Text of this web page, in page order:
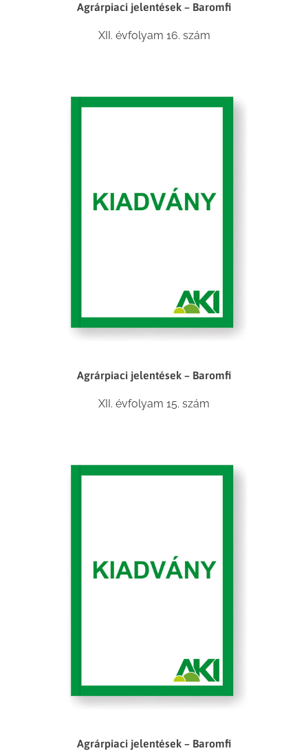
Agrárpiaci jelentések – Baromfi
XII. évfolyam 16. szám
Agrárpiaci jelentések – Baromfi
XII. évfolyam 15. szám
Agrárpiaci jelentések – Baromfi